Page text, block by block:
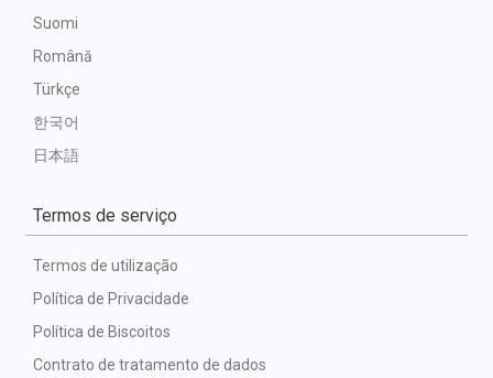
Suomi
Română
Türkçe
한국어
日本語
Termos de serviço
Termos de utilização
Política de Privacidade
Política de Biscoitos
Contrato de tratamento de dados